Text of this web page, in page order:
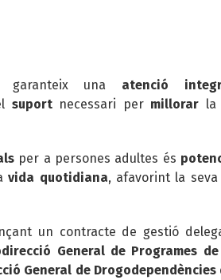
una atenció
suport necessari per millorar la
per a persones adultes és
vida quotidiana, afavorint la seva
un contracte de gestió
General de Programes
General de